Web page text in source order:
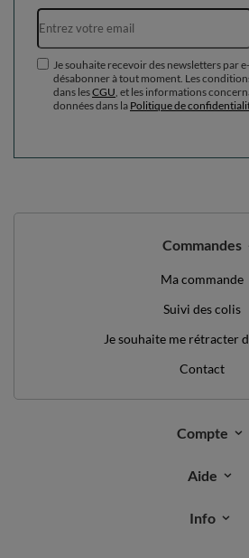
Adresse
Je souhaite recevoir des newsletters par
désabonner à tout moment. Les
dans lesCGU , et les informations
données dans la Politique de
Commandes
Ma commande
Suivi des colis
Je souhaite me rétracter
Contact
Compte
Aide
Info